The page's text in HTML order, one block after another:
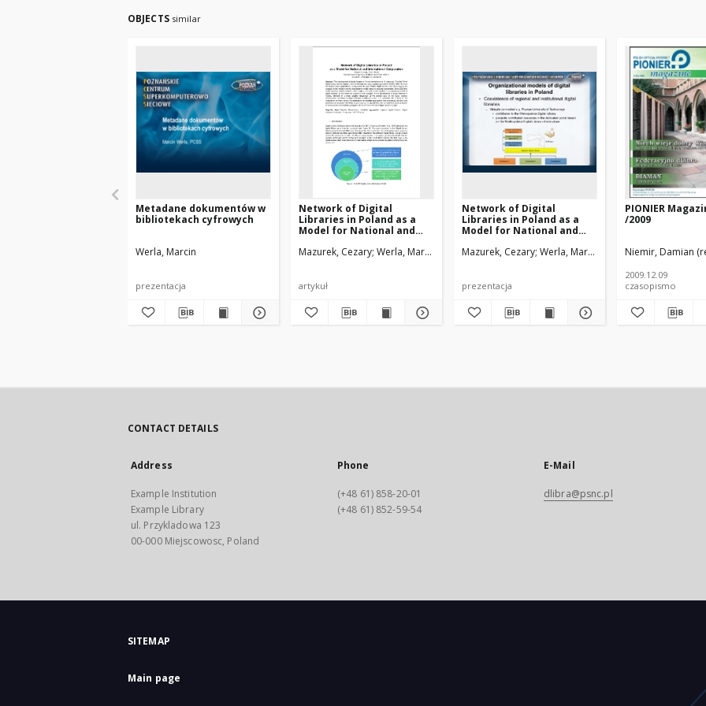
OBJECTS similar
Metadane dokumentów w
bibliotekach cyfrowych
Werla, Marcin
prezentacja
Network of Digital
Libraries in Poland as a
Model for National and
Mazurek, Cezary Werla, Marcin
artykuł
Network of Digital
Libraries in Poland as a
Model for National and
Mazurek, Cezary Werla, Marcin
prezentacja
PIONIER
/2009
Niemir, Damian
2009.12.09
czasopismo
CONTACT DETAILS
Address
Example Institution
Example Library
ul. Przykladowa 123
00-000 Miejscowosc, Poland
Phone
(+48 61) 858-20-01
(+48 61) 852-59-54
E-Mail
dlibra@psnc.pl
SITEMAP
Main page